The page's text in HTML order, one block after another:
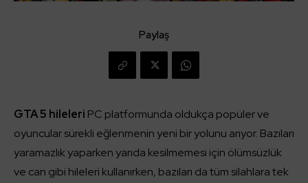
Paylaş
GTA 5 hileleri PC platformunda oldukça popüler ve
oyuncular sürekli eğlenmenin yeni bir yolunu arıyor. Bazıları
yaramazlık yaparken yarıda kesilmemesi için ölümsüzlük
ve can gibi hileleri kullanırken, bazıları da tüm silahlara tek